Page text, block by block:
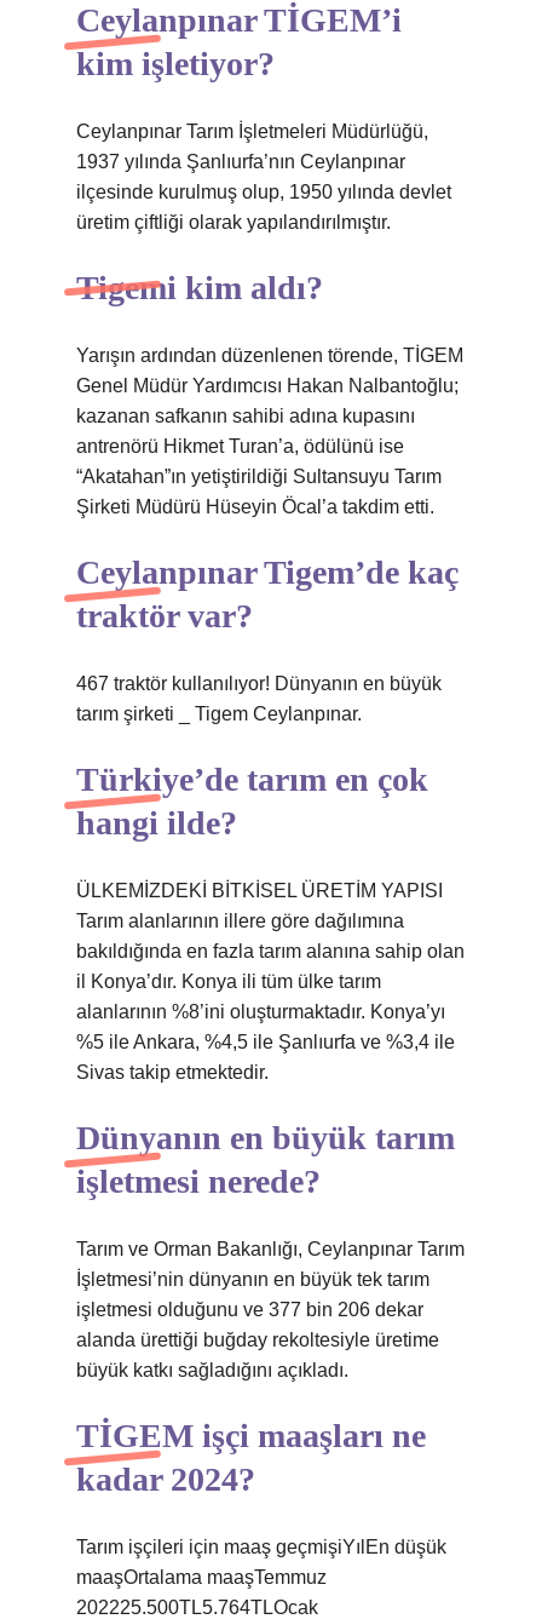
Ceylanpınar TİGEM’i
kim işletiyor?
Ceylanpınar Tarım İşletmeleri Müdürlüğü,
1937 yılında Şanlıurfa’nın Ceylanpınar
ilçesinde kurulmuş olup, 1950 yılında devlet
üretim çiftliği olarak yapılandırılmıştır.
Tigemi kim aldı?
Yarışın ardından düzenlenen törende, TİGEM
Genel Müdür Yardımcısı Hakan Nalbantoğlu;
kazanan safkanın sahibi adına kupasını
antrenörü Hikmet Turan’a, ödülünü ise
“Akatahan”ın yetiştirildiği Sultansuyu Tarım
Şirketi Müdürü Hüseyin Öcal’a takdim etti.
Ceylanpınar Tigem’de kaç
traktör var?
467 traktör kullanılıyor! Dünyanın en büyük
tarım şirketi _ Tigem Ceylanpınar.
Türkiye’de tarım en çok
hangi ilde?
ÜLKEMİZDEKİ BİTKİSEL ÜRETİM YAPISI
Tarım alanlarının illere göre dağılımına
bakıldığında en fazla tarım alanına sahip olan
il Konya’dır. Konya ili tüm ülke tarım
alanlarının %8’ini oluşturmaktadır. Konya’yı
%5 ile Ankara, %4,5 ile Şanlıurfa ve %3,4 ile
Sivas takip etmektedir.
Dünyanın en büyük tarım
işletmesi nerede?
Tarım ve Orman Bakanlığı, Ceylanpınar Tarım
İşletmesi’nin dünyanın en büyük tek tarım
işletmesi olduğunu ve 377 bin 206 dekar
alanda ürettiği buğday rekoltesiyle üretime
büyük katkı sağladığını açıkladı.
TİGEM işçi maaşları ne
kadar 2024?
Tarım işçileri için maaş geçmişiYılEn düşük
maaşOrtalama maaşTemmuz
202225.500TL5.764TLOcak